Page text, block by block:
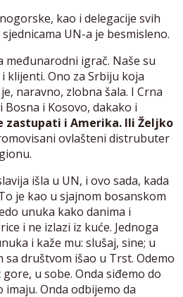
kao i delegacije svih
UN-a je besmisleno.
međunarodni igrač. Naše su
Ono za Srbiju koja
naravno, zlobna šala. I Crna
i Kosovo, dakako i
zastupati i Amerika. Ili Željko
ovlašteni distrubuter
išla u UN, i ovo sada, kada
je kao u sjajnom bosanskom
unuka kako danima i
i ne izlazi iz kuće. Jednoga
i kaže mu: slušaj, sine; u
sa društvom išao u Trst. Odemo
u sobe. Onda siđemo do
Onda odbijemo da